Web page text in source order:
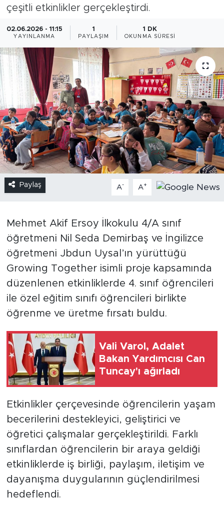
çeşitli etkinlikler gerçekleştirdi.
02.06.2026 - 11:15
YAYINLANMA
1
PAYLAŞIM
1 DK
OKUNMA SÜRESI
Paylaş A- A+
Mehmet Akif Ersoy İlkokulu 4/A sınıf
öğretmeni Nil Seda Demirbaş ve İngilizce
öğretmeni Jbdun Uysal’ın yürüttüğü
Growing Together isimli proje kapsamında
düzenlenen etkinliklerde 4. sınıf öğrencileri
ile özel eğitim sınıfı öğrencileri birlikte
öğrenme ve üretme fırsatı buldu.
Vali Varol, Adalet
Bakan Yardımcısı Can
Tuncay'ı ağırladı
Etkinlikler çerçevesinde öğrencilerin yaşam
becerilerini destekleyici, geliştirici ve
öğretici çalışmalar gerçekleştirildi. Farklı
sınıflardan öğrencilerin bir araya geldiği
etkinliklerde iş birliği, paylaşım, iletişim ve
dayanışma duygularının güçlendirilmesi
hedeflendi.